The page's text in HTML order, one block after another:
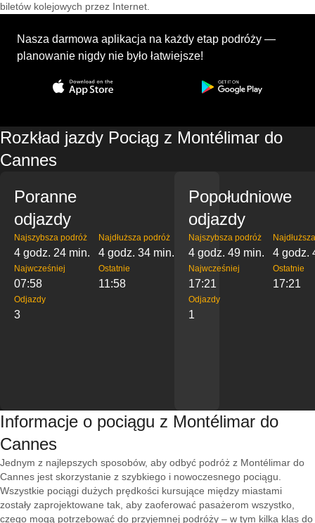
biletów kolejowych przez Internet.
Nasza darmowa aplikacja na każdy etap podróży —
planowanie nigdy nie było łatwiejsze!
Rozkład jazdy Pociąg z Montélimar do
Cannes
Poranne
odjazdy
Najszybsza podróż
4 godz. 24 min.
Najdłuższa podróż
4 godz. 34 min.
Najwcześniej
07:58
Ostatnie
11:58
Odjazdy
3
Popołudniowe
odjazdy
Najszybsza podróż
4 godz. 49 min. 4 godz.
Najwcześniej
17:21
Ostatnie
17:21
Odjazdy
1
Informacje o pociągu z Montélimar do
Cannes
Jednym z najlepszych sposobów, aby odbyć podróż z Montélimar do
Cannes jest skorzystanie z szybkiego i nowoczesnego pociągu.
Wszystkie pociągi dużych prędkości kursujące między miastami
zostały zaprojektowane tak, aby zaoferować pasażerom wszystko,
czego mogą potrzebować do przyjemnej podróży – w tym kilka klas do